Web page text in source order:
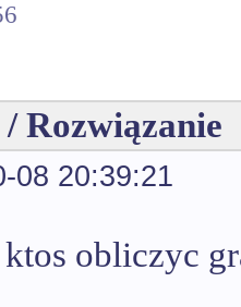
Rozwiązanie
08 20:39:21
obliczyc